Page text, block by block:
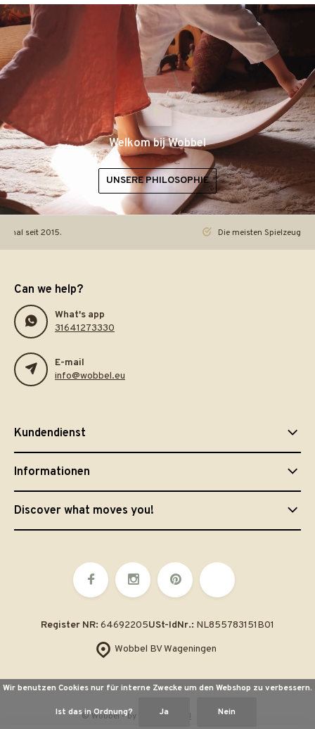
Welkom bij Wobbel
UNSERE PHILOSOPHIE
seit 2015. Die meisten Spielzeuge
Can we help?
What's app
31641273330
E-mail
info@wobbel.eu
Kundendienst
Informationen
Discover what moves you!
Wobbel BV Wageningen
Register NR: 64692205USt-IdNr.: NL855783151B01
© Wobbel- by emarkable.nl Sitemap
Wir benutzen Cookies nur für interne Zwecke um den Webshop zu verbessern.
Ist das in Ordnung? Ja Nein